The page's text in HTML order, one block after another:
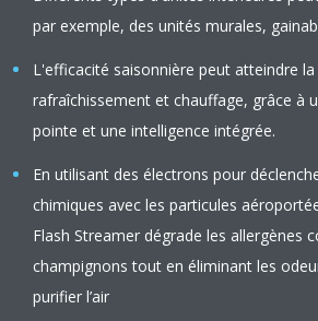
par exemple, des unités murales,
L'efficacité saisonnière peut atteindre
rafraîchissement et chauffage, grâce à
pointe et une intelligence intégrée.
En utilisant des électrons pour
chimiques avec les particules
Flash Streamer dégrade les allergènes
champignons tout en éliminant les
purifier l’air